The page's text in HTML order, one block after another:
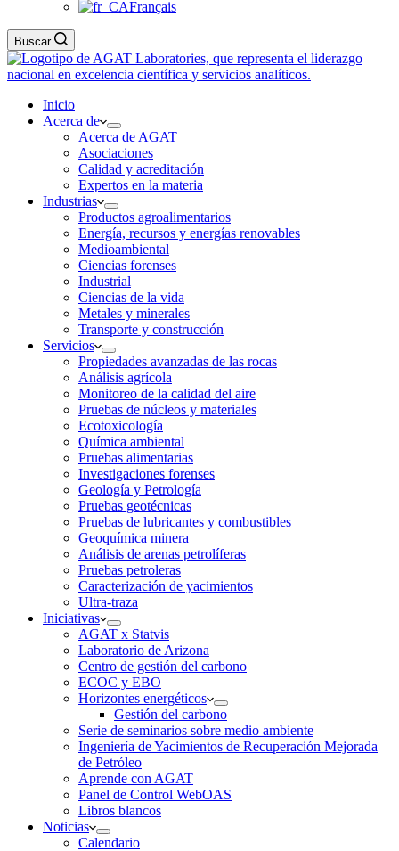
Français
Buscar
Inicio
Acerca de
Acerca de AGAT
Asociaciones
Calidad y acreditación
Expertos en la materia
Industrias
Productos agroalimentarios
Energía, recursos y energías renovables
Medioambiental
Ciencias forenses
Industrial
Ciencias de la vida
Metales y minerales
Transporte y construcción
Servicios
Propiedades avanzadas de las rocas
Análisis agrícola
Monitoreo de la calidad del aire
Pruebas de núcleos y materiales
Ecotoxicología
Química ambiental
Pruebas alimentarias
Investigaciones forenses
Geología y Petrología
Pruebas geotécnicas
Pruebas de lubricantes y combustibles
Geoquímica minera
Análisis de arenas petrolíferas
Pruebas petroleras
Caracterización de yacimientos
Ultra-traza
Iniciativas
AGAT x Statvis
Laboratorio de Arizona
Centro de gestión del carbono
ECOC y EBO
Horizontes energéticos
Gestión del carbono
Serie de seminarios sobre medio ambiente
Ingeniería de Yacimientos de Recuperación Mejorada
de Petróleo
Aprende con AGAT
Panel de Control WebOAS
Libros blancos
Noticias
Calendario